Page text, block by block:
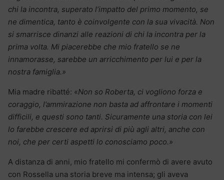
chi la incontra, superato l’impatto del primo momento, se
ne dimentica, tanto è coinvolgente con la sua vivacità. Non
si smarrisce dinanzi alle reazioni di chi la incontra per la
prima volta. Mi piacerebbe che mio fratello se ne
innamorasse, sarebbe un arricchimento per lui e per la
nostra famiglia.»
Mia madre ribatté: «Non so Roberta, ci vogliono forza e
coraggio, l’ammirazione non basta ad affrontare i momenti
difficili, e questi sono tanti. Sicuramente una storia con lei
lo farebbe crescere ed aprirsi di più agli altri, anche con
noi, che per certi aspetti lo conosciamo poco.»
A distanza di anni, mio fratello mi confermò di avere avuto
con Rossella una storia breve ma intensa; gli aveva